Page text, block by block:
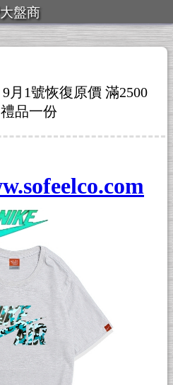
盤商
月1號恢復原價 滿2500
品一份